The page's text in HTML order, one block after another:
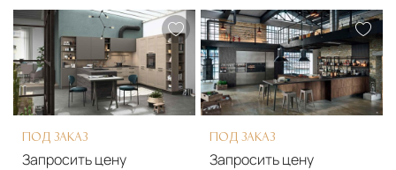
модерн
Подробнее
Запросить цену
модерн
Подробнее
Запросить цену
ПОД ЗАКАЗ
Запросить цену
ПОД ЗАКАЗ
Запросить цену